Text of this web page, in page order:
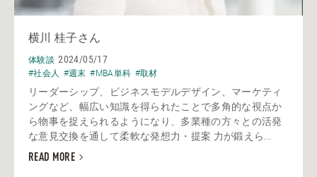
横川 桂子さん
体験談 2024/05/17
#社会人 #週末 #MBA単科 #取材
リーダーシップ、ビジネスモデルデザイン、マーケティ
ングなど、幅広い知識を得られたことで多角的な視点か
ら物事を捉えられるようになり、多業種の方々との活発
な意見交換を通して柔軟な発想力・提案 力が鍛えら...
READ MORE